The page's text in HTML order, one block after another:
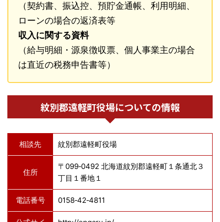
（契約書、振込控、預貯金通帳、利用明細、
ローンの場合の返済表等
収入に関する資料
（給与明細・源泉徴収票、個人事業主の場合
は直近の税務申告書等）
紋別郡遠軽町役場についての情報
相談先 紋別郡遠軽町役場
住所
〒099‐0492 北海道紋別郡遠軽町１条通北３
丁目１番地１
電話番号 0158‐42‐4811